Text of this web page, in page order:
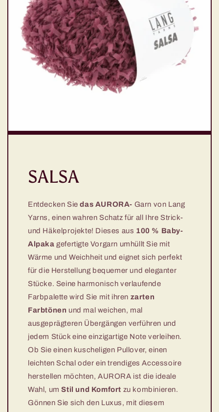
SALSA
Entdecken Siedas AURORA- Garn von Lang
Yarns, einen wahren Schatz für all Ihre Strick-
und Häkelprojekte! Dieses aus 100 % Baby-
Alpaka gefertigte Vorgarn umhüllt Sie mit
Wärme und Weichheit und eignet sich perfekt
für die Herstellung bequemer und eleganter
Stücke. Seine harmonisch verlaufende
Farbpalette wird Sie mit ihren zarten
Farbtönen und mal weichen, mal
ausgeprägteren Übergängen verführen und
jedem Stück eine einzigartige Note verleihen.
Ob Sie einen kuscheligen Pullover, einen
leichten Schal oder ein trendiges Accessoire
herstellen möchten, AURORA ist die ideale
Wahl, umStil und Komfort zu kombinieren.
Gönnen Sie sich den Luxus, mit diesem